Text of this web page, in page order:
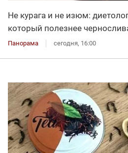
Не курага и не изюм:
который полезнее
Панорама сегодня, 16:00